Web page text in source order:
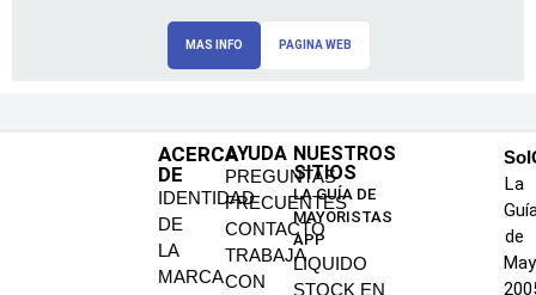
MAS INFO PAGINA WEB
ACERCA
DE
IDENTIDAD
DE
LA
MARCA
AYUDA
PREGUNTAS
FRECUENTES
CONTACTO
TRABAJA
CON
NUESTROS
SITIOS
LA GUÍA DE
MAYORISTAS
APP
LIQUIDO
STOCK EN
La
de